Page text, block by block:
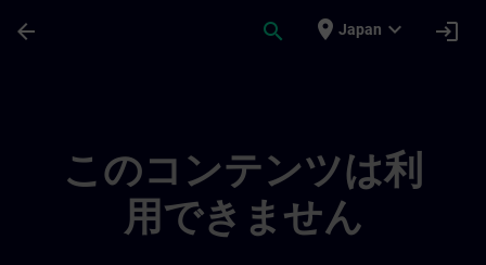
arrow_back search place Japan expand_more login
このコンテンツは利
用できません